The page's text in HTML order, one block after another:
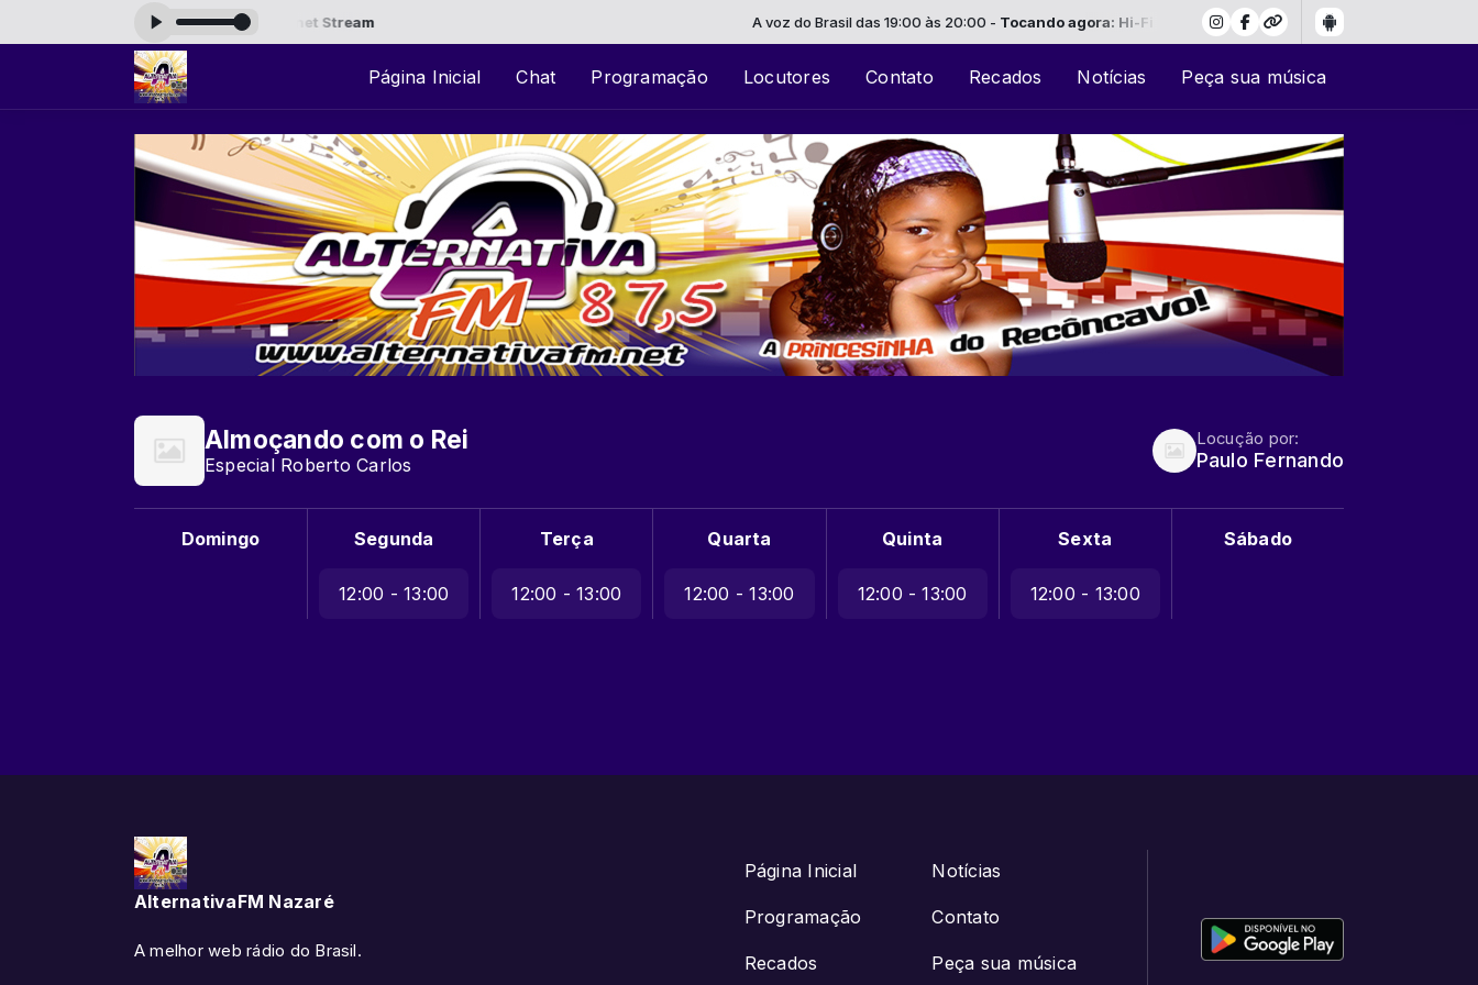
Tocando agora: Hi-Fi Internet Stream A voz do Brasil das 19:00 às 20:00 -Tocando agora: Hi-Fi Internet Stream
Página Inicial Chat Programação Locutores Contato Recados Notícias Peça sua música
Almoçando com o Rei
Especial Roberto Carlos
Locução por:
Paulo Fernando
Domingo Segunda
12:00 - 13:00
Terça
12:00 - 13:00
Quarta
12:00 - 13:00
Quinta
12:00 - 13:00
Sexta
12:00 - 13:00
Sábado
AlternativaFM Nazaré
A melhor web rádio do Brasil.
Página Inicial
Programação
Recados
Notícias
Contato
Peça sua música